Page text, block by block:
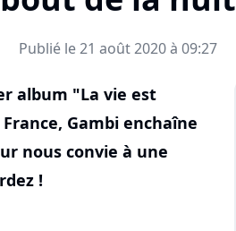
Publié le 21 août 2020 à 09:27
album "La vie est
Gambi enchaîne
nous convie à une
!